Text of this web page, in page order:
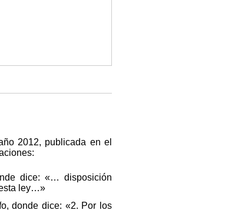
2012, publicada en el
dice: «… disposición
ley…»
donde dice: «2. Por los